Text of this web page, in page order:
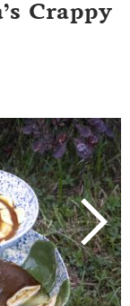
Crappy
next